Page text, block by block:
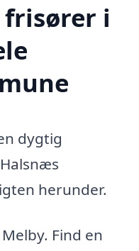
i
dygtig
herunder.
Find en